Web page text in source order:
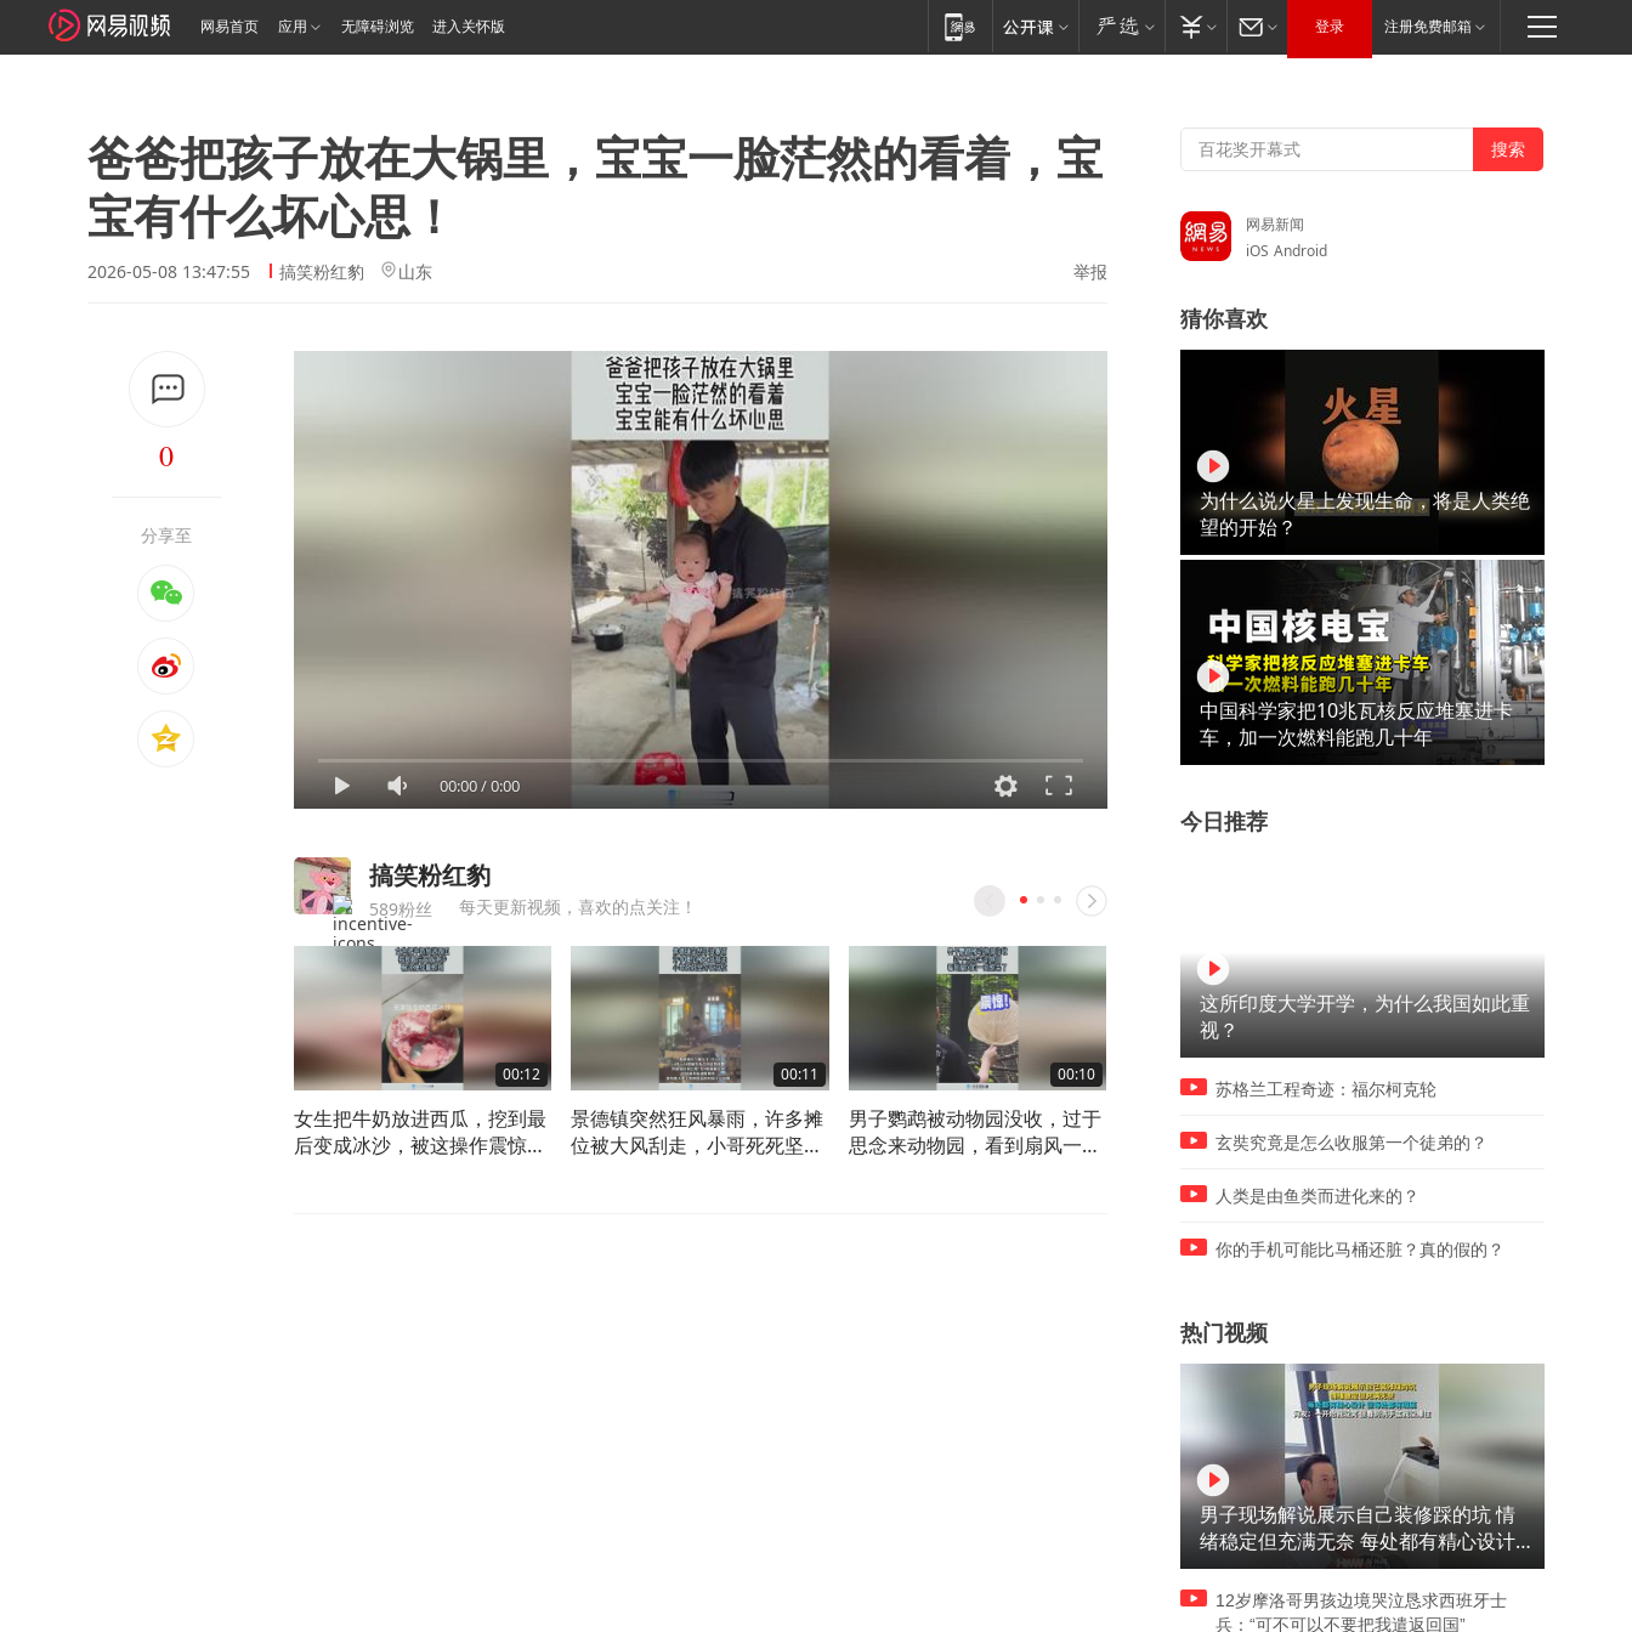
网易首页 应用 无障碍浏览 进入关怀版 登录 注册免费邮箱
爸爸把孩子放在大锅里，宝宝一脸茫然的看着，宝
宝有什么坏心思！
2026-05-08 13:47:55 搞笑粉红豹 山东 举报
0
分享至
00:00/0:00
搞笑粉红豹
589粉丝 每天更新视频，喜欢的点关注！
00:12
女生把牛奶放进西瓜，挖到最
后变成冰沙，被这操作震惊
00:11
景德镇突然狂风暴雨，许多摊
位被大风刮走，小哥死死坚守
00:10
男子鹦鹉被动物园没收，过于
思念来动物园，看到扇风一刻
来的一瞬间，差点让人想多
称要收费，大爷也是丝毫不
网易新闻
iOS Android
猜你喜欢
为什么说火星上发现生命，将是人类绝
望的开始？
中国科学家把10兆瓦核反应堆塞进卡
车，加一次燃料能跑几十年
今日推荐
这所印度大学开学，为什么我国如此重
视？
苏格兰工程奇迹：福尔柯克轮
玄奘究竟是怎么收服第一个徒弟的？
人类是由鱼类而进化来的？
你的手机可能比马桶还脏？真的假的？
热门视频
男子现场解说展示自己装修踩的坑 情
绪稳定但充满无奈 每处都有精心设计
但每处都有瑕疵 网友：一开始我没笑
但看到洗手盆我没绷住
12岁摩洛哥男孩边境哭泣恳求西班牙士
兵：“可不可以不要把我遣返回国”